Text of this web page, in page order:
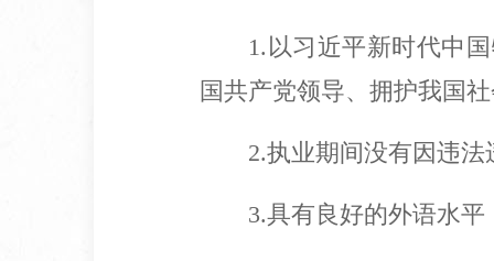
1.以习近平新时代中
国共产党领导、拥护我国
2.执业期间没有因违
3.具有良好的外语水